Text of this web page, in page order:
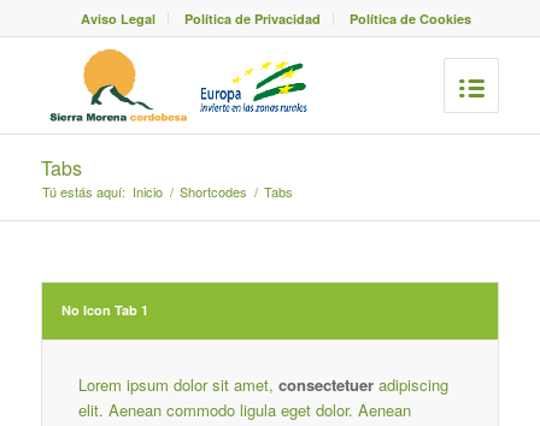
Aviso Legal Política de Privacidad Política de Cookies
Tabs
Tú estás aquí: Inicio / Shortcodes / Tabs
No Icon Tab 1
Lorem ipsum dolor sit amet, consectetueradipiscing
elit. Aenean commodo ligula eget dolor. Aenean